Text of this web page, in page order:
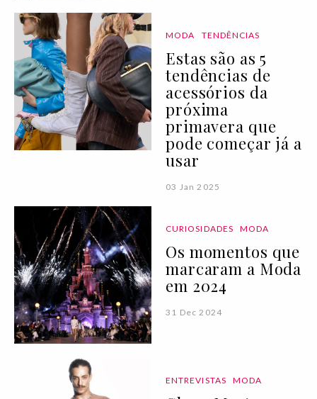
MODA TENDÊNCIAS
Estas são as 5
tendências de
acessórios da
próxima
primavera que
pode começar já a
usar
03 Jan 2025
CURIOSIDADES MODA
Os momentos que
marcaram a Moda
em 2024
31 Dec 2024
ENTREVISTAS MODA